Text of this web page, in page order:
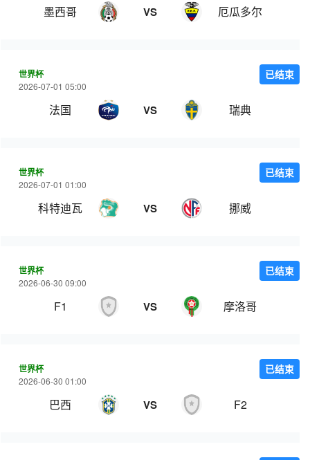
墨西哥 VS 厄瓜多尔
世界杯
2026-07-01 05:00
法国 VS 瑞典
已结束
世界杯
2026-07-01 01:00
科特迪瓦 VS 挪威
已结束
世界杯
2026-06-30 09:00
F1 VS 摩洛哥
已结束
世界杯
2026-06-30 01:00
巴西 VS F2
已结束